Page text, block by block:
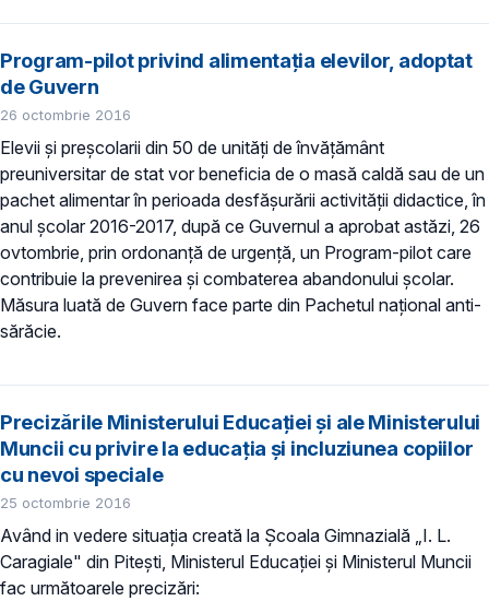
Program-pilot privind alimentația elevilor, adoptat
de Guvern
26 octombrie 2016
Elevii și preșcolarii din 50 de unități de învățământ
preuniversitar de stat vor beneficia de o masă caldă sau de un
pachet alimentar în perioada desfășurării activității didactice, în
anul școlar 2016-2017, după ce Guvernul a aprobat astăzi, 26
ovtombrie, prin ordonanță de urgență, un Program-pilot care
contribuie la prevenirea și combaterea abandonului școlar.
Măsura luată de Guvern face parte din Pachetul național anti-
sărăcie.
Precizările Ministerului Educației și ale Ministerului
Muncii cu privire la educația și incluziunea copiilor
cu nevoi speciale
25 octombrie 2016
Având in vedere situația creată la Școala Gimnazială „I. L.
Caragiale" din Pitești, Ministerul Educației și Ministerul Muncii
fac următoarele precizări: